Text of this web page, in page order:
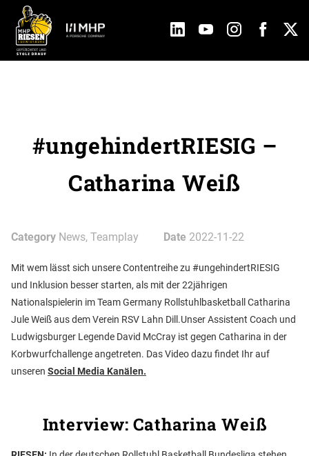
#ungehindertRIESIG –
Catharina Weiß
Category News, Teamplay Date 2022-11-22
Mit wem lässt sich unsere Contentreihe zu #ungehindertRIESIG
und Inklusion besser starten, als mit der 22jährigen
Nationalspielerin im Team Germany Rollstuhlbasketball Catharina
Jule Weiß aus dem Verein RSV Lahn Dill.Unser Assistent Coach und
Ludwigsburger Legende David McCray ist gegen Catharina in der
Korbwurfchallenge angetreten. Das Video dazu findet Ihr auf
unseren Social Media Kanälen.
Interview: Catharina Weiß